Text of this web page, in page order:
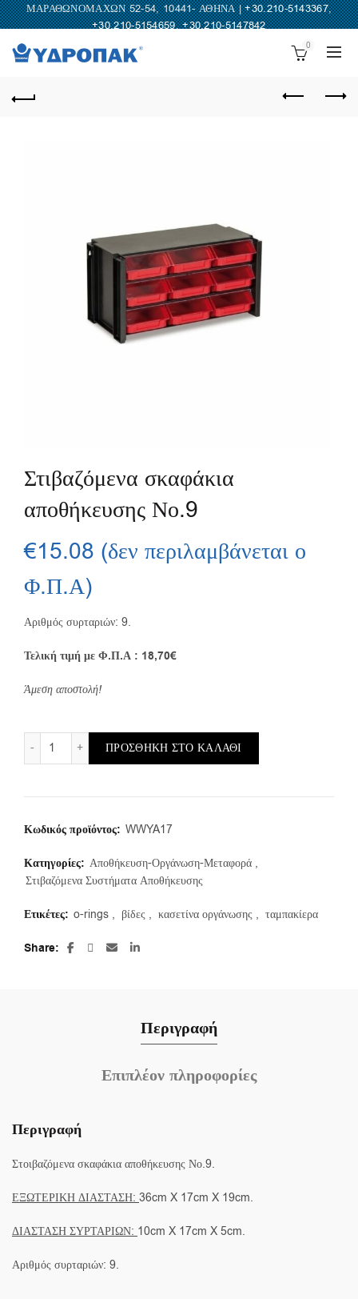
ΜΑΡΑΘΩΝΟΜΑΧΩΝ 52-54, 10441- ΑΘΗΝΑ |+30.210-5143367,
+30.210-5154659,+30.210-5147842
0
Στιβαζόμενα σκαφάκια
αποθήκευσης Νο.9
€15.08 (δεν περιλαμβάνεται ο
Φ.Π.Α)
Αριθμός συρταριών: 9.
Τελική τιμή με Φ.Π.Α : 18,70€
Άμεση αποστολή!
Στιβαζόμενα σκαφάκια αποθήκευσης Νο.9 ποσότητα
ΠΡΟΣΘΉΚΗ ΣΤΟ ΚΑΛΆΘΙ
Κωδικός προϊόντος: WWYA17
Κατηγορίες: Αποθήκευση-Οργάνωση-Μεταφορά ,
Στιβαζόμενα Συστήματα Αποθήκευσης
Ετικέτες: o-rings , βίδες , κασετίνα οργάνωσης , ταμπακίερα
Share
Περιγραφή
Επιπλέον πληροφορίες
Περιγραφή
Στοιβαζόμενα σκαφάκια αποθήκευσης Νο.9.
ΕΞΩΤΕΡΙΚΗ ΔΙΑΣΤΑΣΗ: 36cm X 17cm X 19cm.
ΔΙΑΣΤΑΣΗ ΣΥΡΤΑΡΙΩΝ: 10cm X 17cm X 5cm.
Αριθμός συρταριών: 9.